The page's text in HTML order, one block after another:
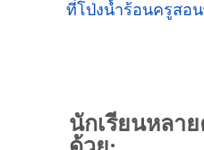
ที่โป่งน้ำร้อนครูสอ
นักเรียนหลา